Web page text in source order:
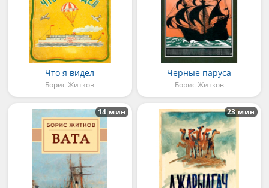
Что я видел
Борис Житков
Черные паруса
Борис Житков
14 мин 23 мин